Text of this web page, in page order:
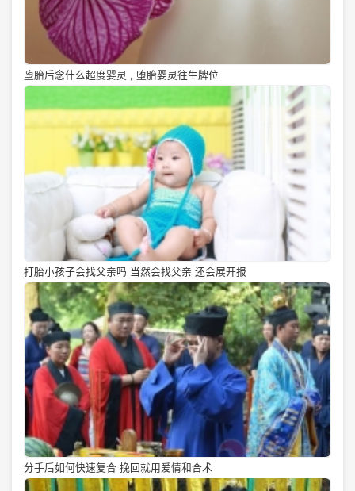
堕胎后念什么超度婴灵 , 堕胎婴灵往生牌位
打胎小孩子会找父亲吗 当然会找父亲 还会展开报
分手后如何快速复合 挽回就用爱情和合术